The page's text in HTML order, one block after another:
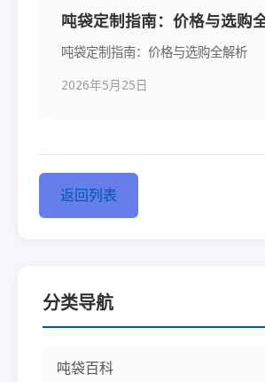
吨袋定制指南：价格与选购
吨袋定制指南：价格与选购全解析
2026年5月25日
返回列表
分类导航
吨袋百科